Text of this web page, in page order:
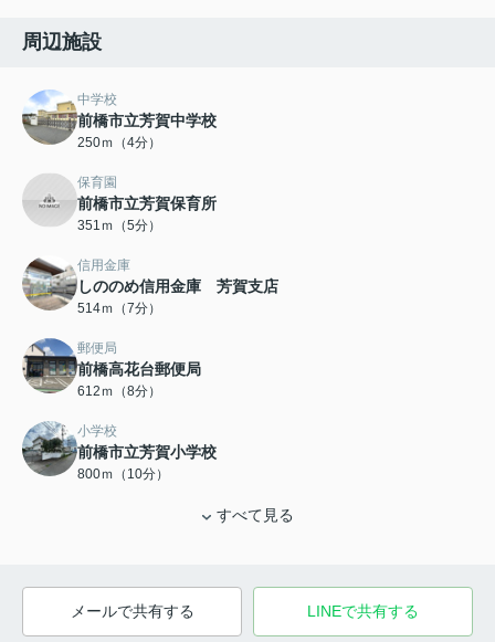
周辺施設
中学校
前橋市立芳賀中学校
250ｍ（4分）
保育園
前橋市立芳賀保育所
351ｍ（5分）
信用金庫
しののめ信用金庫 芳賀支店
514ｍ（7分）
郵便局
前橋高花台郵便局
612ｍ（8分）
小学校
前橋市立芳賀小学校
800ｍ（10分）
すべて見る
メールで共有する LINEで共有する